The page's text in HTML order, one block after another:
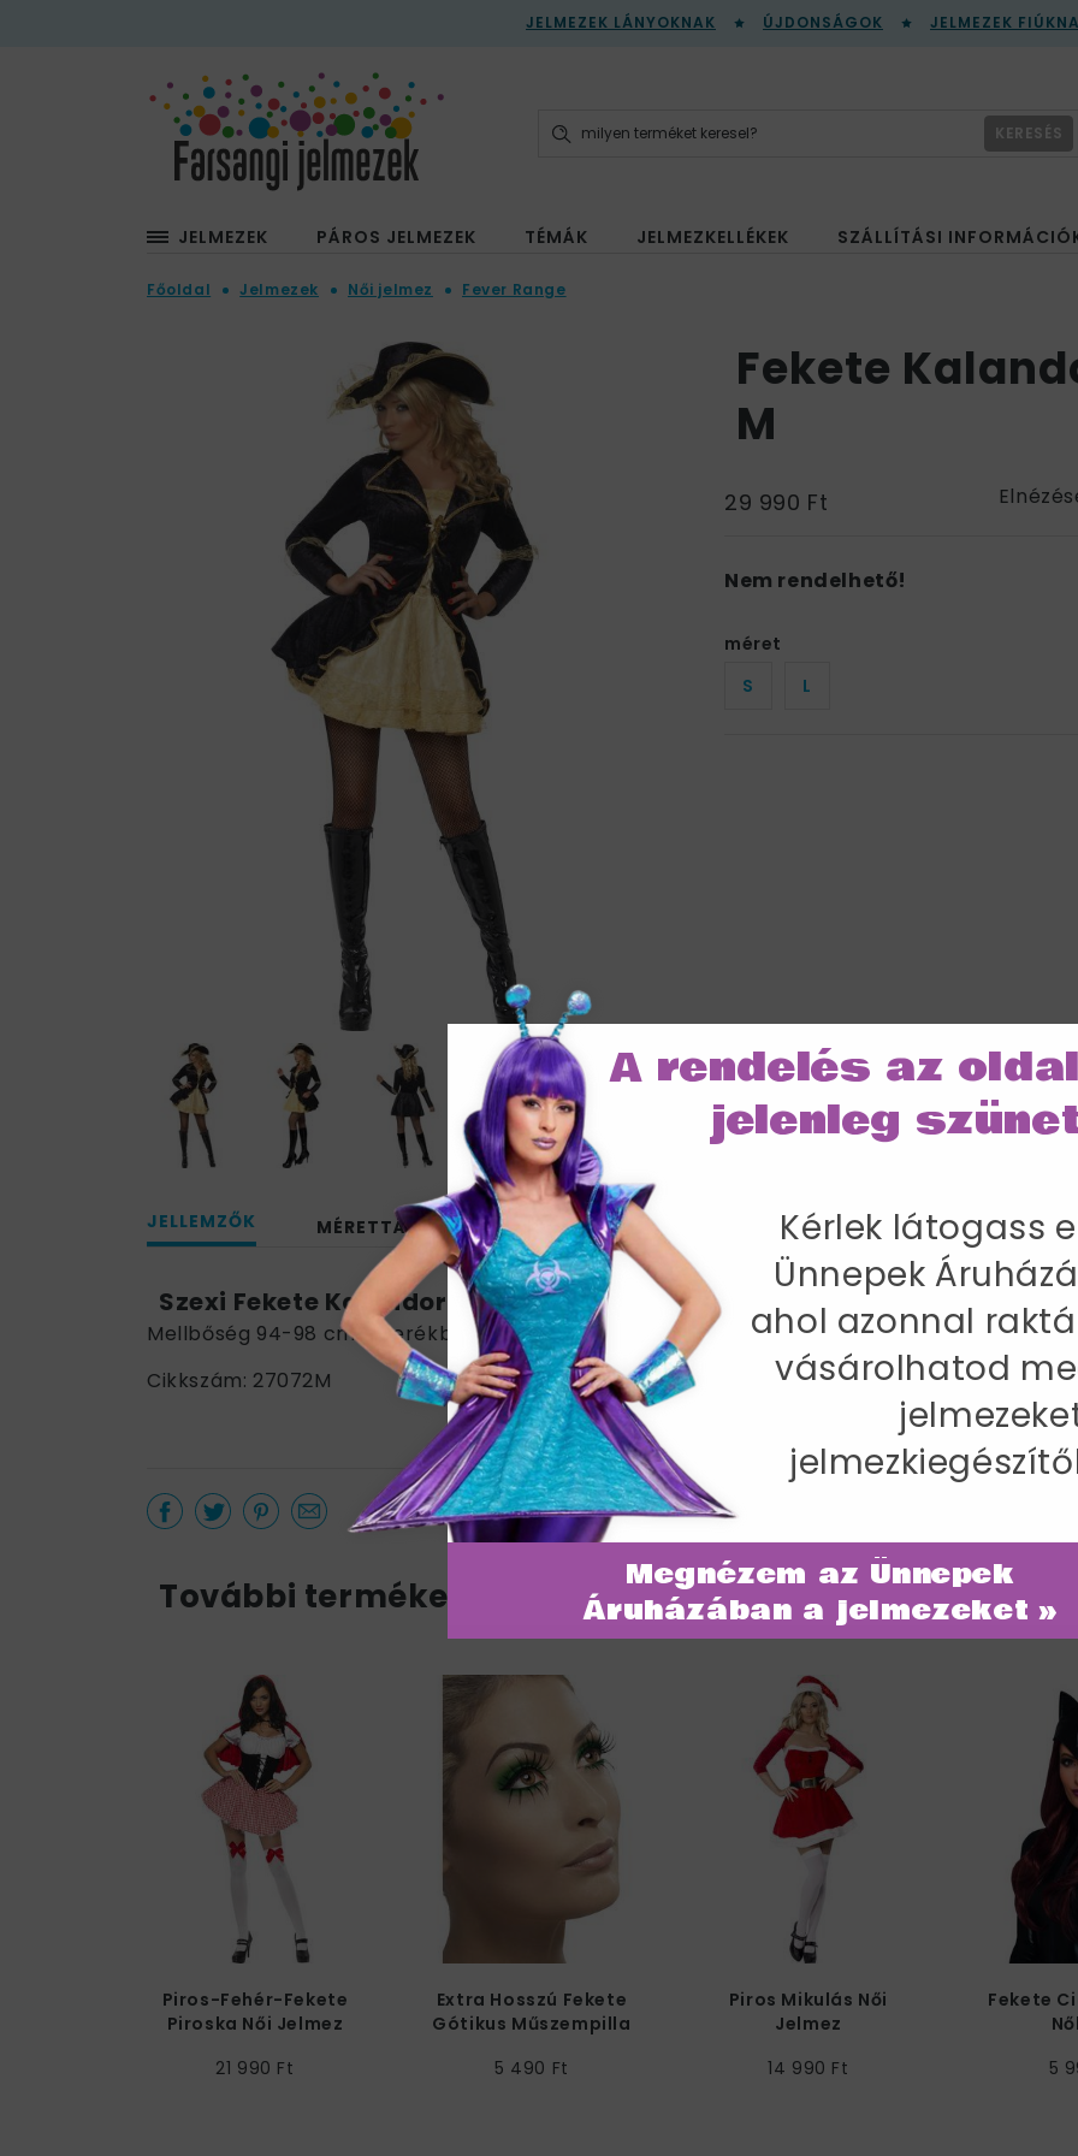
JELMEZEK LÁNYOKNAK ÚJDONSÁGOK JELMEZEK
KERESÉS
JELMEZEK PÁROS JELMEZEK TÉMÁK JELMEZKELLÉKEK SZÁLLÍTÁSI
Főoldal Jelmezek Női jelmez Fever Range
Fekete
M
29 990 Ft
Nem rendelhető!
méret
S
L
JELLEMZŐK MÉRETTÁBLÁZAT SZÁLLÍTÁS
Szexi Fekete Kalandor Jelmez Nőknek Ruhával és Kalappal - M
Mellbőség 94-98 cm / Derékbőség 74-77 cm / Csípőméret 100-104 cm / Belső lábhossz
Cikkszám: 27072M
További termékek a kategóriában
Piros-Fehér-Fekete
Piroska Női Jelmez
21 990 Ft
Extra Hosszú Fekete
Gótikus Műszempilla
5 490 Ft
Piros Mikulás Női
Jelmez
14 990 Ft
Fekete
5
Megnézem az Ünnepek
Áruházában a jelmezeket »
Kérlek látogass
Ünnepek
ahol azonnal
vásárolhatod
A rendelés az
jelenleg